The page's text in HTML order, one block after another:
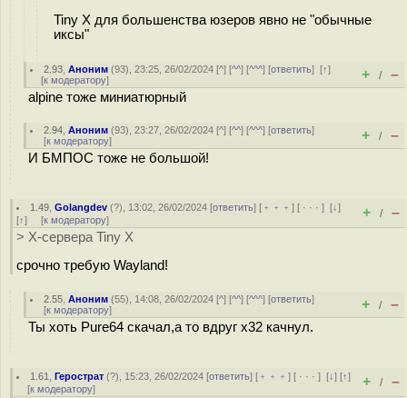
Tiny X для большенства юзеров явно не "обычные
иксы"
2.93 ,Аноним (93), 23:25, 26/02/2024 [^] [^^] [^^^] [ответить][↑]
[к модератору] + / –
alpine тоже миниатюрный
2.94 ,Аноним (93), 23:27, 26/02/2024 [^] [^^] [^^^] [ответить]
[к модератору] + / –
И БМПОС тоже не большой!
1.49 ,Golangdev (?), 13:02, 26/02/2024 [ответить] [ ﹢﹢﹢] [ · · ·][↓]
[↑] [к модератору] + / –
> X-сервера Tiny X
срочно требую Wayland!
2.55 ,Аноним (55), 14:08, 26/02/2024 [^] [^^] [^^^] [ответить]
[к модератору] + / –
Ты хоть Pure64 скачал,а то вдруг х32 качнул.
1.61 ,Герострат (?), 15:23, 26/02/2024 [ответить] [ ﹢﹢﹢] [ · · ·][↓] [↑]
[к модератору] + / –